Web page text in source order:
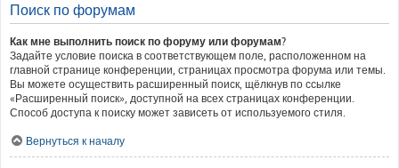
Поиск по форумам
Как мне выполнить поиск по форуму или форумам?
Задайте условие поиска в соответствующем поле, расположенном на
главной странице конференции, страницах просмотра форума или темы.
Вы можете осуществить расширенный поиск, щёлкнув по ссылке
«Расширенный поиск», доступной на всех страницах конференции.
Способ доступа к поиску может зависеть от используемого стиля.
Вернуться к началу